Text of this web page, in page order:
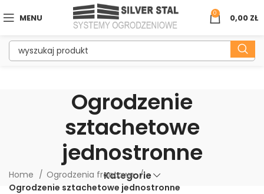
MENU 0 0,00 ZŁ
Ogrodzenie
sztachetowe
jednostronne
Kategorie
Home
Ogrodzenia frontowe
Ogrodzenie sztachetowe jednostronne